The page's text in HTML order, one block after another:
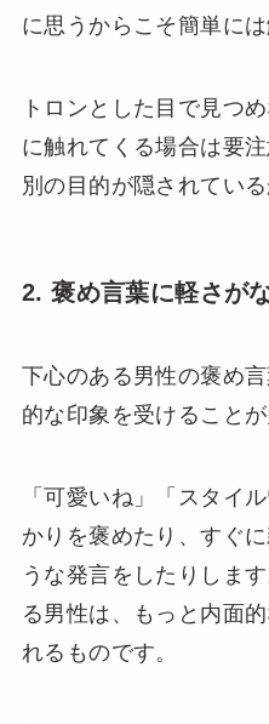
に思うからこそ簡単に
トロンとした目で見つ
に触れてくる場合は要
別の目的が隠されている
2. 褒め言葉に軽さが
下心のある男性の褒め
的な印象を受けることが
「可愛いね」「スタイ
かりを褒めたり、すぐ
うな発言をしたりしま
る男性は、もっと内面
れるものです。